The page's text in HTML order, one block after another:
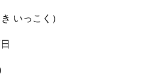
いっこく）